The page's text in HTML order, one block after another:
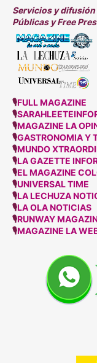
Servicios y difusión
Públicas y Free
🎙FULL MAGAZINE
🎙
🎙MAGAZINE LA
🎙GASTRONOMIA Y
🎙MUNDO
🎙LA GAZETTE
🎙EL MAGAZINE
🎙UNIVERSAL TIME
🎙LA LECHUZA
🎙LA OLA NOTICIAS
🎙RUNWAY
🎙MAGAZINE LA